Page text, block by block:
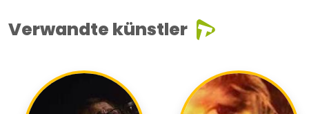
Verwandte künstler